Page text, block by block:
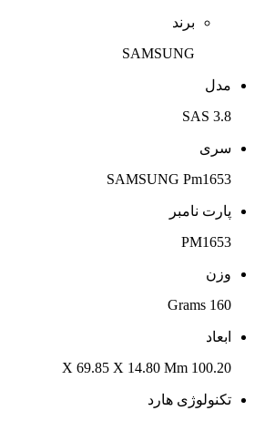
برند
SAMSUNG
مدل
3.8 SAS
سری
SAMSUNG Pm1653
پارت نامبر
PM1653
وزن
160 Grams
ابعاد
100.20 X 69.85 X 14.80 Mm
تکنولوژی هارد